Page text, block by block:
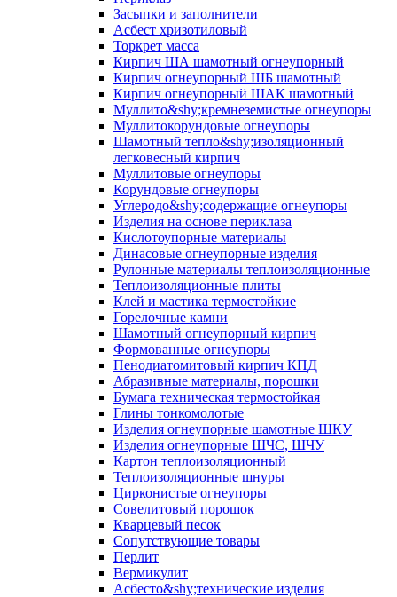
Засыпки и заполнители
Асбест хризотиловый
Торкрет масса
Кирпич ША шамотный огнеупорный
Кирпич огнеупорный ШБ шамотный
Кирпич огнеупорный ШАК шамотный
Муллито&shy;­кремнеземистые огнеупоры
Муллито­корундовые огнеупоры
Шамотный тепло&shy;изоляционный
легковесный кирпич
Муллитовые огнеупоры
Корундовые огнеупоры
Углеродо&shy;содержащие огнеупоры
Изделия на основе периклаза
Кислотоупорные материалы
Динасовые огнеупорные изделия
Рулонные материалы теплоизоляционные
Тепло­изоляционные плиты
Клей и мастика термостойкие
Горелочные камни
Шамотный огнеупорный кирпич
Формованные огнеупоры
Пенодиатомитовый кирпич КПД
Абразивные материалы, порошки
Бумага техническая термостойкая
Глины тонкомолотые
Изделия огнеупорные шамотные ШКУ
Изделия огнеупорные ШЧС, ШЧУ
Картон теплоизоляционный
Теплоизоляционные шнуры
Цирконистые огнеупоры
Совелитовый порошок
Кварцевый песок
Сопутствующие товары
Перлит
Вермикулит
Асбесто&shy;технические изделия